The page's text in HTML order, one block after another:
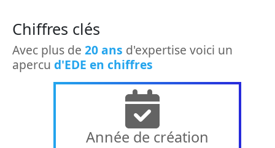
Chiffres clés
Avec plus de 20 ans d'expertise voici un
apercu d'EDE en chiffres
Année de création